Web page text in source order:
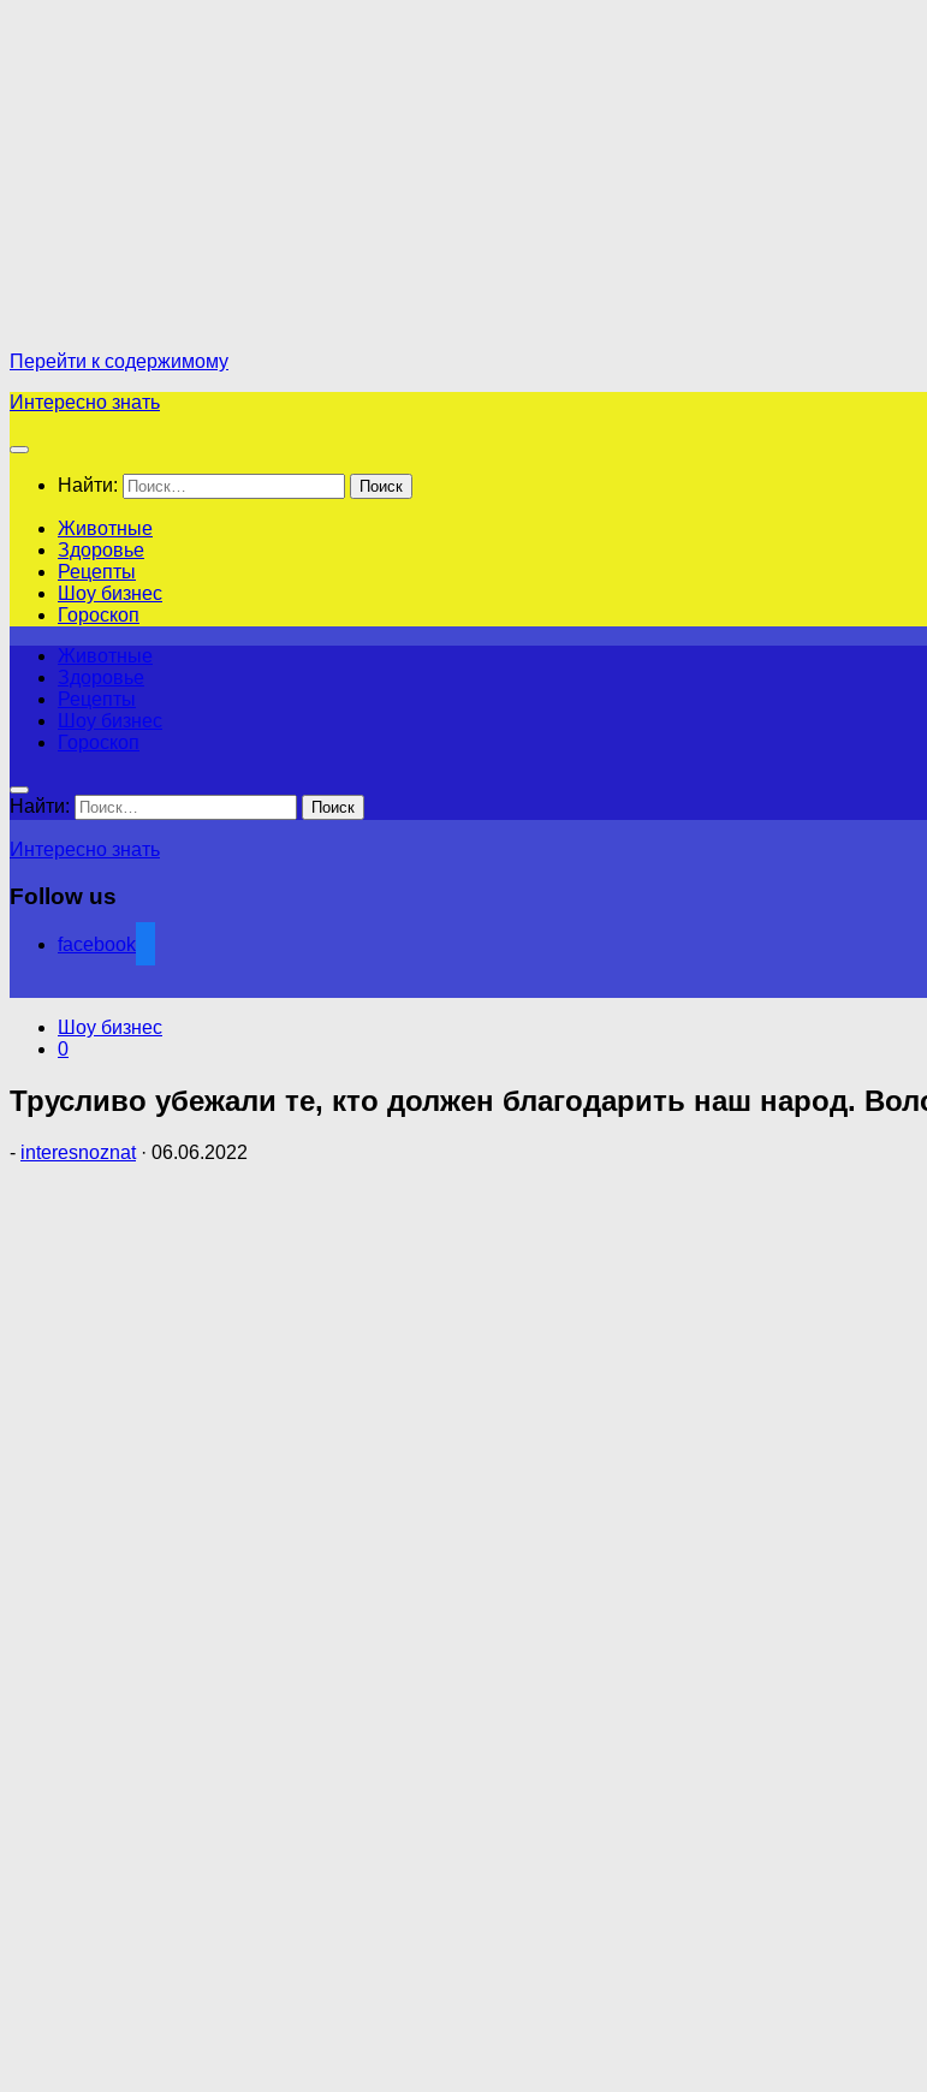
Перейти к содержимому
Интересно знать
Найти:
Животные
Здоровье
Рецепты
Шоу бизнес
Гороскоп
Животные
Здоровье
Рецепты
Шоу бизнес
Гороскоп
Найти:
Интересно знать
Follow us
facebook
Шоу бизнес
0
Трусливо убежали те, кто должен благодарить наш народ.
- interesnoznat · 06.06.2022